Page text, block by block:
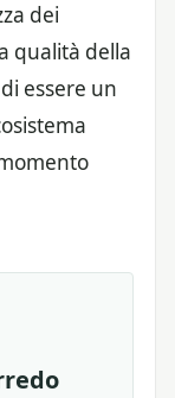
dei
qualità della
essere un